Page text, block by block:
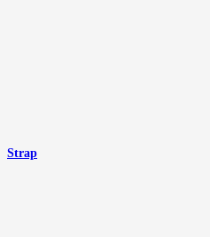
Strap